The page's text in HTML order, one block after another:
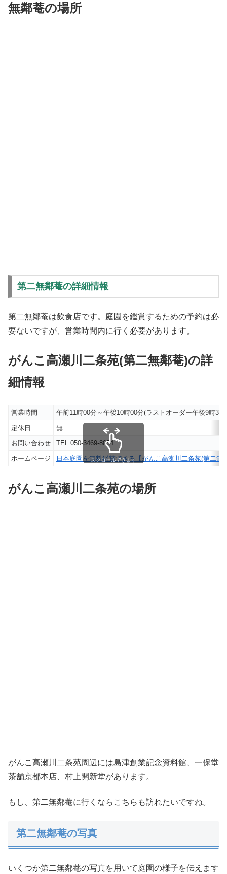
無鄰菴の場所
第二無鄰菴の詳細情報
第二無鄰菴は飲食店です。庭園を鑑賞するための予約は必
要ないですが、営業時間内に行く必要があります。
がんこ高瀬川二条苑(第二無鄰菴)の詳
細情報
営業時間
午前11時00分～午後10時00分(ラストオーダー午後9時30
定休日
無
お問い合わせ
TEL 050-3469-8054
ホームページ
日本庭園を無料鑑賞できる【がんこ高瀬川二条苑(第二無
スクロールできます
がんこ高瀬川二条苑の場所
がんこ高瀬川二条苑周辺には島津創業記念資料館、一保堂
茶舗京都本店、村上開新堂があります。
もし、第二無鄰菴に行くならこちらも訪れたいですね。
第二無鄰菴の写真
いくつか第二無鄰菴の写真を用いて庭園の様子を伝えます